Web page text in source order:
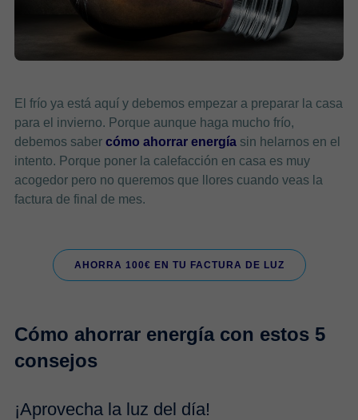
El frío ya está aquí y debemos empezar a preparar la casa
para el invierno. Porque aunque haga mucho frío,
debemos saber cómo ahorrar energíasin helarnos en el
intento. Porque poner la calefacción en casa es muy
acogedor pero no queremos que llores cuando veas la
factura de final de mes.
AHORRA 100€ EN TU FACTURA DE LUZ
Cómo ahorrar energía con estos 5
consejos
¡Aprovecha la luz del día!